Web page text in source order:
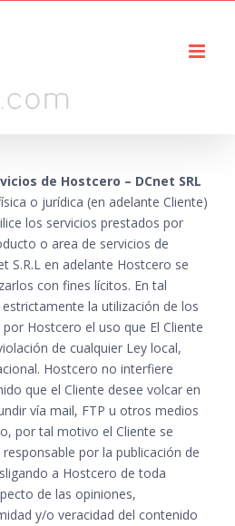
de Hostcero – DCnet SRL
o jurídica (en adelante Cliente)
los servicios prestados por
o area de servicios de
S.R.L en adelante Hostcero se
con fines lícitos. En tal
la utilización de los
Hostcero el uso que El Cliente
de cualquier Ley local,
Hostcero no interfiere
que el Cliente desee volcar en
vía mail, FTP u otros medios
por tal motivo el Cliente se
por la publicación de
a Hostcero de toda
de las opiniones,
y/o veracidad del contenido